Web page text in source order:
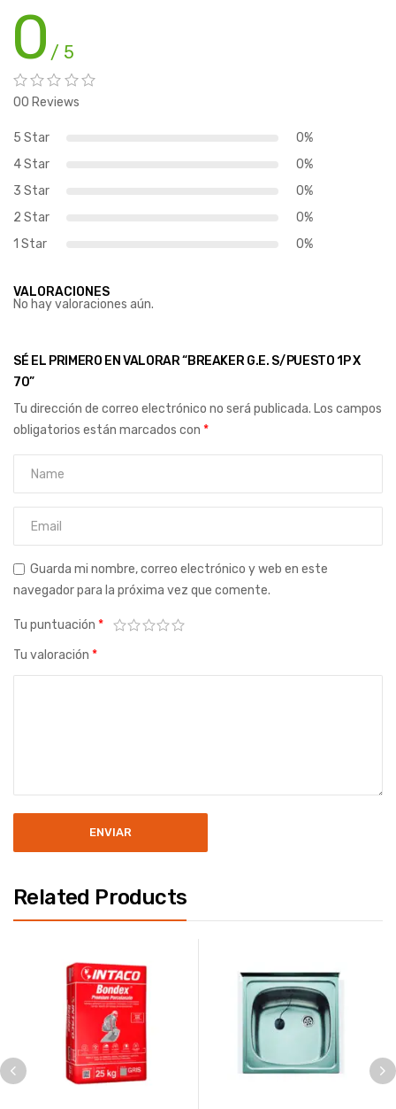
0 / 5
00 Reviews
5 Star
0%
4 Star
0%
3 Star
0%
2 Star
0%
1 Star
0%
VALORACIONES
No hay valoraciones aún.
SÉ EL PRIMERO EN VALORAR “BREAKER G.E. S/PUESTO 1P X
70”
Tu dirección de correo electrónico no será publicada. Los campos
obligatorios están marcados con *
Guarda mi nombre, correo electrónico y web en este
navegador para la próxima vez que comente.
Tu puntuación *
Tu valoración *
Related Products